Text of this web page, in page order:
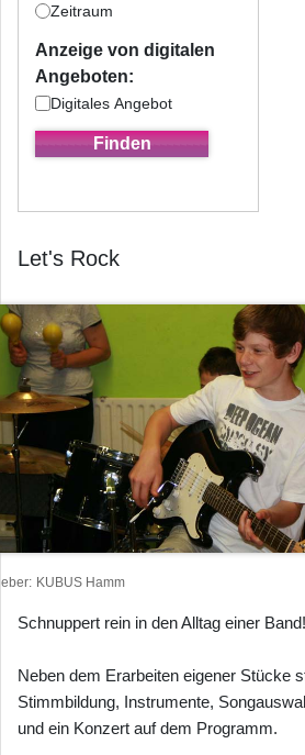
Zeitraum
Anzeige von digitalen
Angeboten:
Digitales Angebot
Let's Rock
KUBUS Hamm
Schnuppert rein in den Alltag einer Band!
Neben dem Erarbeiten eigener Stücke
Stimmbildung, Instrumente,
und ein Konzert auf dem Programm.